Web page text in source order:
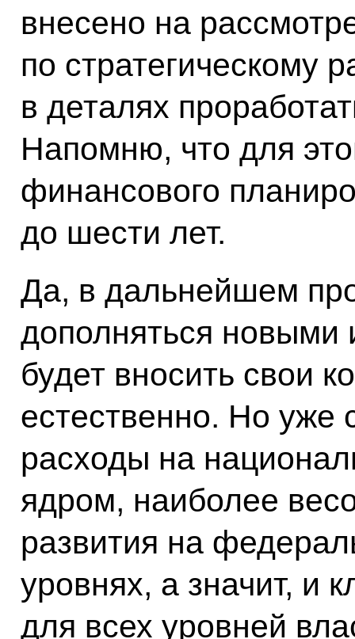
внесено на
по стратегическому
в деталях
Напомню, что для
финансового
до шести лет.
Да, в дальнейшем
дополняться новыми
будет вносить свои
естественно. Но уже
расходы на
ядром, наиболее
развития на
уровнях, а значит, и
для всех уровней